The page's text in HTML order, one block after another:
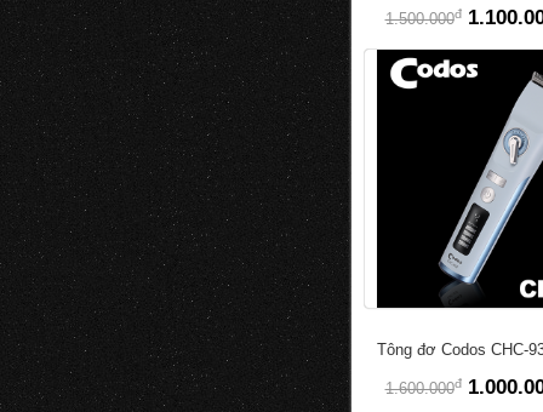
1.500.000đ
Tông đơ Codos CHC-
1.600.000đ